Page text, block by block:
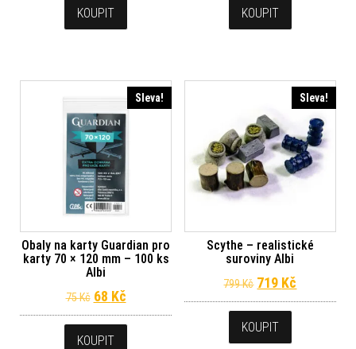
KOUPIT KOUPIT
Sleva!
Obaly na karty Guardian pro
karty 70 × 120 mm – 100 ks
Albi
75Kč Původní cena byla: 75 Kč.
68 KčAktuální cena je: 68 Kč.
KOUPIT
Sleva!
Scythe – realistické
suroviny Albi
799Kč Původní cena
719 Kč
KOUPIT